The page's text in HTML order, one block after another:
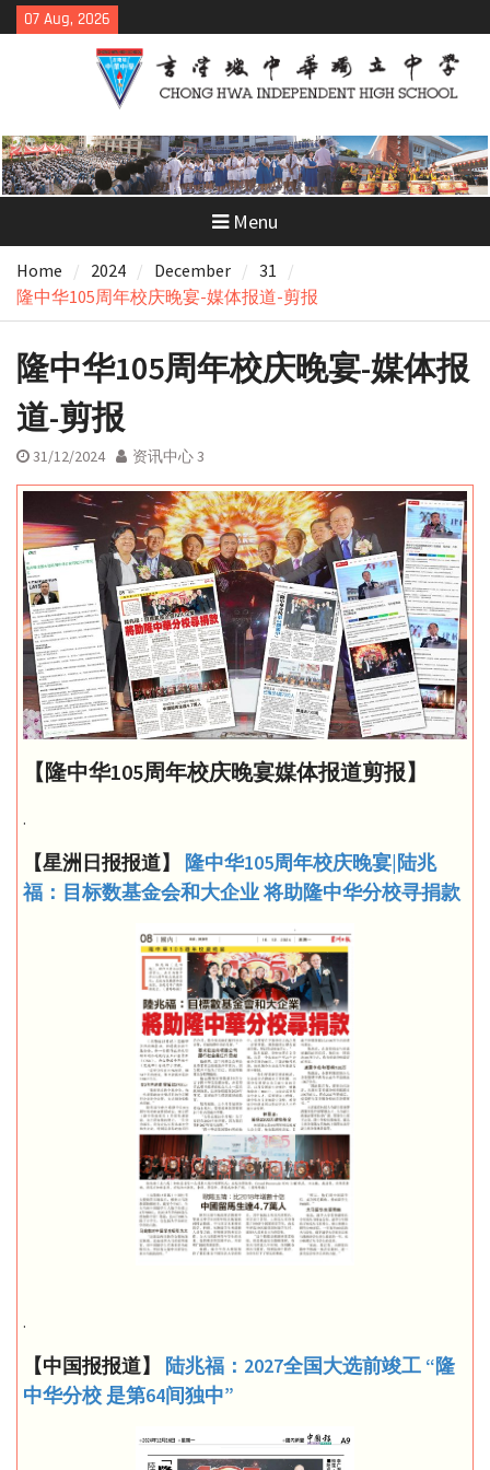
Skip
to
07 Aug, 2026
Menu
Home 2024 December
31
隆中华105周年校庆晚宴-媒体报道-剪报
隆中华105周年校庆晚宴-媒体报
道-剪报
31/12/2024 资讯中心 3
【隆中华105周年校庆晚宴媒体报道剪报】
.
【星洲日报报道】 隆中华105周年校庆晚宴|陆兆
福：目标数基金会和大企业 将助隆中华分校寻捐款
.
【中国报报道】 陆兆福：2027全国大选前竣工 “隆
中华分校 是第64间独中”